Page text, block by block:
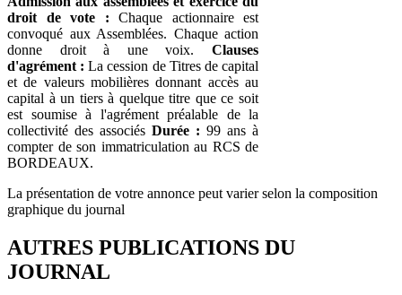
droit de vote : Chaque actionnaire est
convoqué aux Assemblées. Chaque action
donne droit à une voix. Clauses
d'agrément : La cession de Titres de capital
et de valeurs mobilières donnant accès au
capital à un tiers à quelque titre que ce soit
est soumise à l'agrément préalable de la
collectivité des associés Durée : 99 ans à
compter de son immatriculation au RCS de
BORDEAUX.
La présentation de votre annonce peut varier selon la composition
graphique du journal
AUTRES PUBLICATIONS DU
JOURNAL